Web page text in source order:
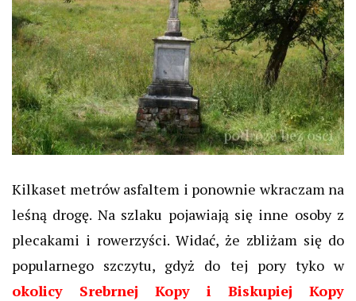
Kilkaset metrów asfaltem i ponownie wkraczam na
leśną drogę. Na szlaku pojawiają się inne osoby z
plecakami i rowerzyści. Widać, że zbliżam się do
popularnego szczytu, gdyż do tej pory tyko w
okolicy Srebrnej Kopy i Biskupiej Kopy